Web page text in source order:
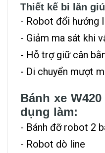
Thiết kế bi lăn
- Robot đổi hướng
- Giảm ma sát khi
- Hỗ trợ giữ cân
- Di chuyển mượt
Bánh xe
dụng làm:
- Bánh đỡ robot 2
- Robot dò line